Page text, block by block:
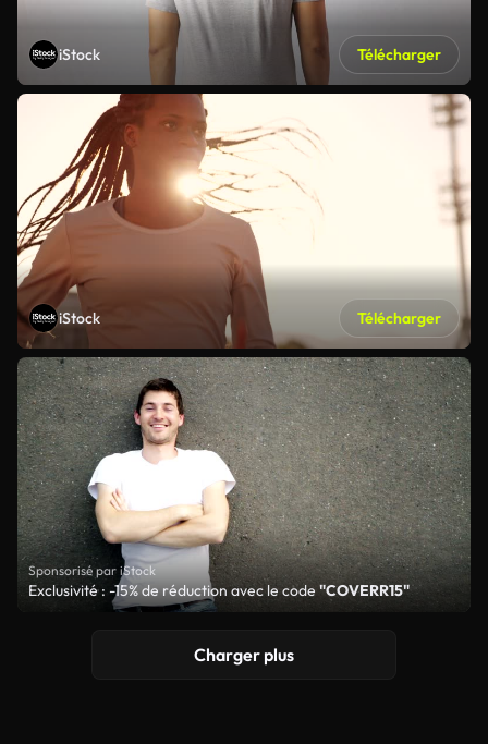
iStock Télécharger
iStock Télécharger
Sponsorisé par iStock
Exclusivité : -15% de réduction avec le code "COVERR15"
Charger plus